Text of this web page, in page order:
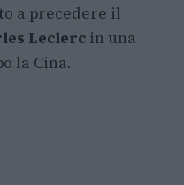
a precedere il
Leclerc in una
la Cina.